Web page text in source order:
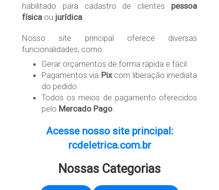
habilitado para cadastro de clientes pessoa
física ou jurídica.
Nosso site principal oferece diversas
funcionalidades, como:
Gerar orçamentos de forma rápida e fácil.
Pagamentos via Pixcom liberação imediata
do pedido.
Todos os meios de pagamento oferecidos
pelo Mercado Pago.
Acesse nosso site principal:
rcdeletrica.com.br
Nossas Categorias